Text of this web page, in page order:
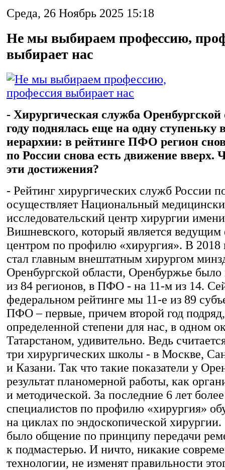
Среда, 26 Ноябрь 2025 15:18
Не мы выбираем профессию,
выбирает нас
- Хирургическая служба Оренбургской
году поднялась еще на одну ступеньку
иерархии: в рейтинге ПФО регион
по России снова есть движение вверх.
эти достижения?
- Рейтинг хирургических служб России
осуществляет Национальный
исследовательский центр хирургии
Вишневского, который является
центром по профилю «хирургия». В 2018
стал главным внештатным хирургом
Оренбургской области, Оренбуржье
из 84 регионов, в ПФО - на 11-м из 14.
федеральном рейтинге мы 11-е из 89
ПФО – первые, причем второй год
определенной степени для нас, в одном
Татарстаном, удивительно. Ведь
три хирургических школы - в Москве,
и Казани. Так что такие показатели у
результат планомерной работы, как
и методической. За последние 6 лет
специалистов по профилю «хирургия»
на циклах по эндоскопической
было общение по принципу передачи
к подмастерью. И ничто, никакие
технологии, не изменят правильности